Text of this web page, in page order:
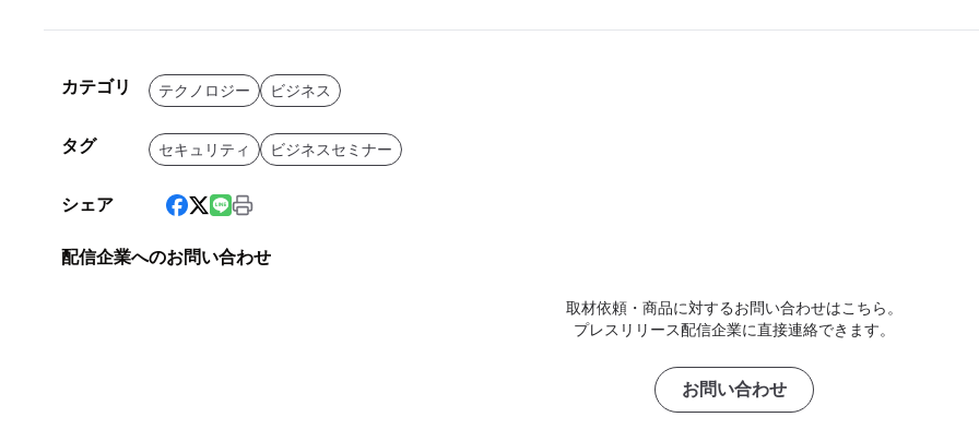
カテゴリ テクノロジー ビジネス
タグ セキュリティ ビジネスセミナー
シェア
配信企業へのお問い合わせ
取材依頼・商品に対するお問い合わせはこちら。
プレスリリース配信企業に直接連絡できます。
お問い合わせ